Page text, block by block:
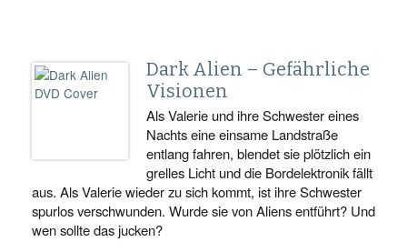
Dark Alien – Gefährliche
Visionen
Als Valerie und ihre Schwester eines
Nachts eine einsame Landstraße
entlang fahren, blendet sie plötzlich ein
grelles Licht und die Bordelektronik fällt
aus. Als Valerie wieder zu sich kommt, ist ihre Schwester
spurlos verschwunden. Wurde sie von Aliens entführt? Und
wen sollte das jucken?